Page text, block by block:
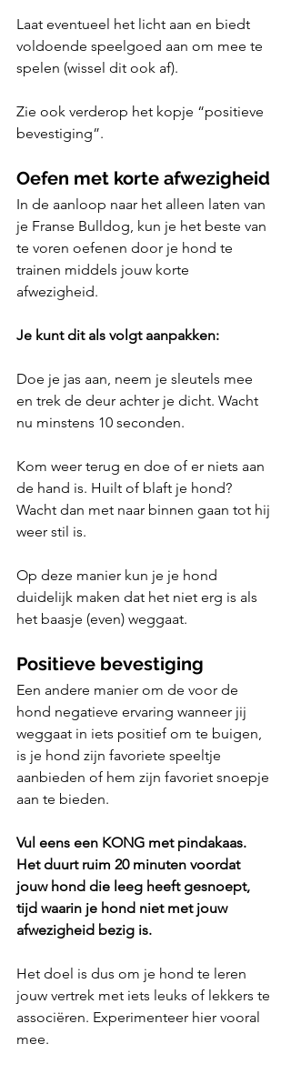
Laat eventueel het licht aan en biedt
voldoende speelgoed aan om mee te
spelen (wissel dit ook af).
Zie ook verderop het kopje “positieve
bevestiging”.
Oefen met korte afwezigheid
In de aanloop naar het alleen laten van
je Franse Bulldog, kun je het beste van
te voren oefenen door je hond te
trainen middels jouw korte
afwezigheid.
Je kunt dit als volgt aanpakken:
Doe je jas aan, neem je sleutels mee
en trek de deur achter je dicht. Wacht
nu minstens 10 seconden.
Kom weer terug en doe of er niets aan
de hand is. Huilt of blaft je hond?
Wacht dan met naar binnen gaan tot hij
weer stil is.
Op deze manier kun je je hond
duidelijk maken dat het niet erg is als
het baasje (even) weggaat.
Positieve bevestiging
Een andere manier om de voor de
hond negatieve ervaring wanneer jij
weggaat in iets positief om te buigen,
is je hond zijn favoriete speeltje
aanbieden of hem zijn favoriet snoepje
aan te bieden.
Vul eens een KONG met pindakaas.
Het duurt ruim 20 minuten voordat
jouw hond die leeg heeft gesnoept,
tijd waarin je hond niet met jouw
afwezigheid bezig is.
Het doel is dus om je hond te leren
jouw vertrek met iets leuks of lekkers te
associëren. Experimenteer hier vooral
mee.